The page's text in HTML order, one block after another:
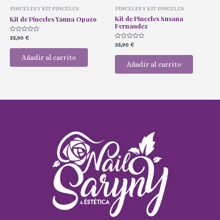
PINCELES Y KIT PINCELES
Kit de Pinceles Yanna Opazo
Valorado
con
0
35,90 €
Añadir al carrito
PINCELES Y KIT PINCELES
Kit de Pinceles Susana
Fernandez
Valorado
con
0
35,90 €
Añadir al carrito